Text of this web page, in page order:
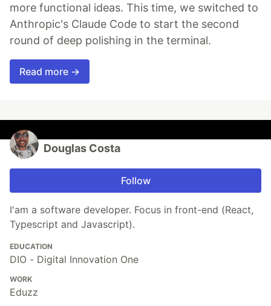
more functional ideas. This time, we switched to
Anthropic's Claude Code to start the second
round of deep polishing in the terminal.
Read more →
Douglas Costa
Follow
I'am a software developer. Focus in front-end (React,
Typescript and Javascript).
EDUCATION
DIO - Digital Innovation One
WORK
Eduzz